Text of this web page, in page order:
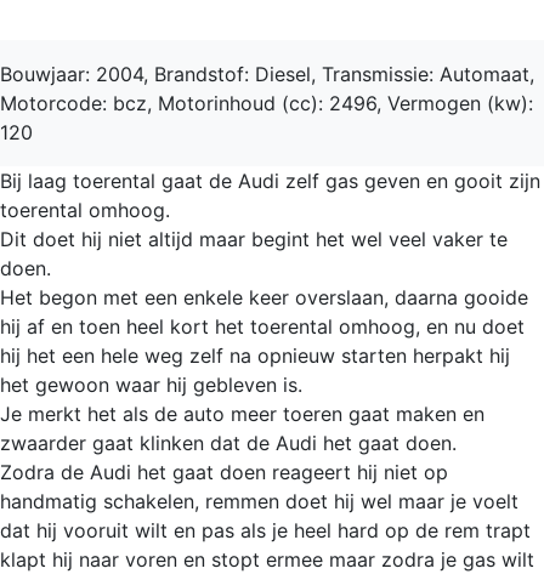
Bouwjaar: 2004, Brandstof: Diesel, Transmissie: Automaat,
Motorcode: bcz, Motorinhoud (cc): 2496, Vermogen (kw):
120
Bij laag toerental gaat de Audi zelf gas geven en gooit zijn
toerental omhoog.
Dit doet hij niet altijd maar begint het wel veel vaker te
doen.
Het begon met een enkele keer overslaan, daarna gooide
hij af en toen heel kort het toerental omhoog, en nu doet
hij het een hele weg zelf na opnieuw starten herpakt hij
het gewoon waar hij gebleven is.
Je merkt het als de auto meer toeren gaat maken en
zwaarder gaat klinken dat de Audi het gaat doen.
Zodra de Audi het gaat doen reageert hij niet op
handmatig schakelen, remmen doet hij wel maar je voelt
dat hij vooruit wilt en pas als je heel hard op de rem trapt
klapt hij naar voren en stopt ermee maar zodra je gas wilt